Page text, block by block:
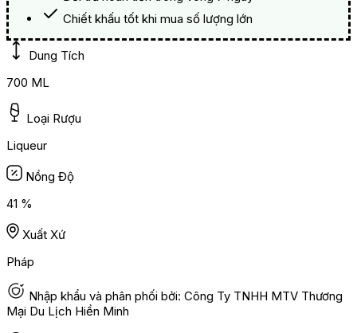
Chiết khấu tốt khi mua số lượng lớn
Dung Tích
700 ML
Loại Rượu
Liqueur
Nồng Độ
41 %
Xuất Xứ
Pháp
Nhập khẩu và phân phối bởi: Công Ty TNHH MTV Thương
Mại Du Lịch Hiền Minh